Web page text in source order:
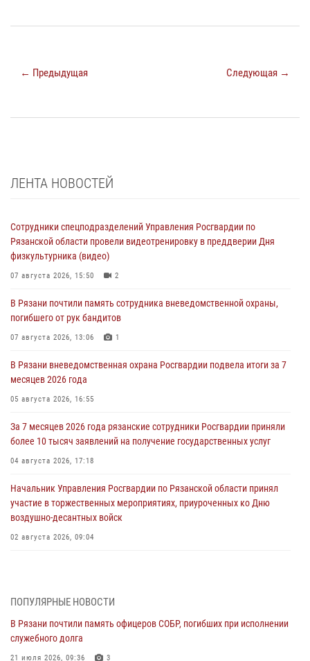
← Предыдущая Следующая →
ЛЕНТА НОВОСТЕЙ
Сотрудники спецподразделений Управления Росгвардии по
Рязанской области провели видеотренировку в преддверии Дня
физкультурника (видео)
07 августа 2026, 15:50 2
В Рязани почтили память сотрудника вневедомственной охраны,
погибшего от рук бандитов
07 августа 2026, 13:06 1
В Рязани вневедомственная охрана Росгвардии подвела итоги за 7
месяцев 2026 года
05 августа 2026, 16:55
За 7 месяцев 2026 года рязанские сотрудники Росгвардии приняли
более 10 тысяч заявлений на получение государственных услуг
04 августа 2026, 17:18
Начальник Управления Росгвардии по Рязанской области принял
участие в торжественных мероприятиях, приуроченных ко Дню
воздушно-десантных войск
02 августа 2026, 09:04
Для детей рязанских росгвардейцев в историческом музее провели
экскурсию по экспозиции, посвящённой губернской эпохе
ПОПУЛЯРНЫЕ НОВОСТИ
В Рязани почтили память офицеров СОБР, погибших при исполнении
служебного долга
21 июля 2026, 09:36 3